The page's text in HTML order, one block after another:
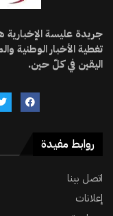
جريدة عليسة
تغطية الأخبار الوطنية
اليقين في كلّ حين.
روابط مفيدة
اتصل بينا
إعلانات